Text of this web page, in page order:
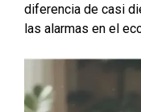
diferencia de casi
las alarmas en el